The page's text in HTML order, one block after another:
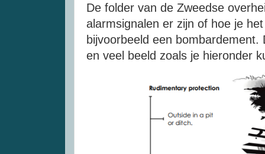
De folder van de Zweedse
alarmsignalen er zijn of hoe je
bijvoorbeeld een
en veel beeld zoals je hieronder